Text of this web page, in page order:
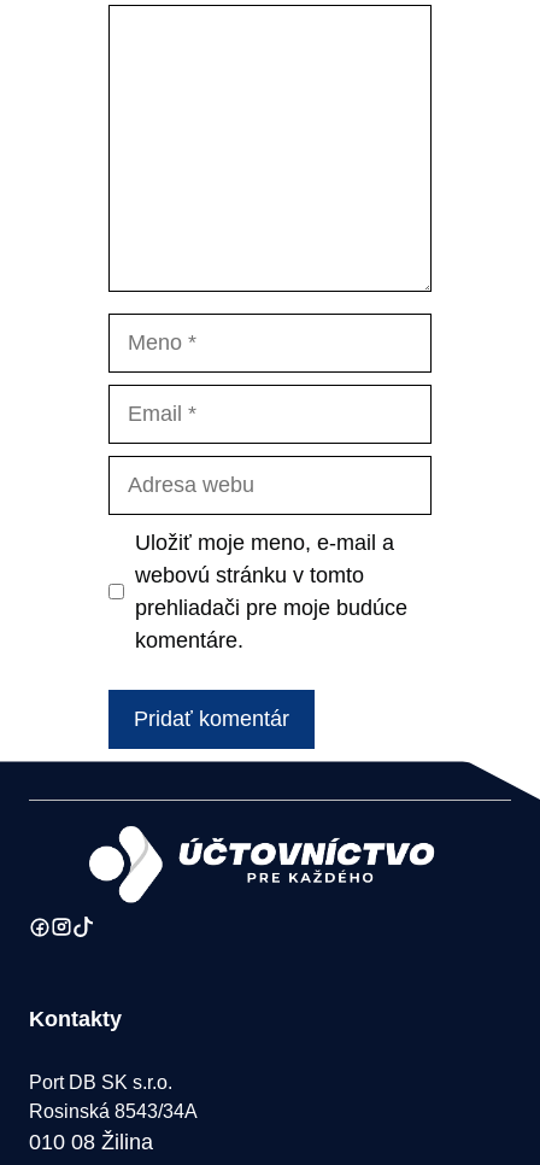
Uložiť moje meno, e-mail a
webovú stránku v tomto
prehliadači pre moje budúce
komentáre.
Kontakty
Port DB SK s.r.o.
Rosinská 8543/34A
010 08 Žilina